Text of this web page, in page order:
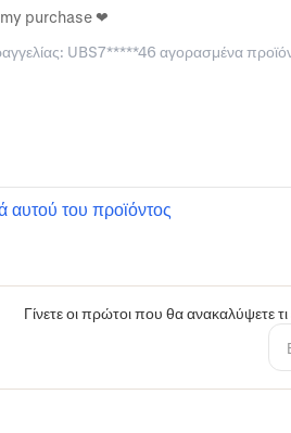
purchase ❤
UBS7*****46 αγορασμένα
αυτού του προϊόντος
Γίνετε οι πρώτοι που θα ανακαλύψετε